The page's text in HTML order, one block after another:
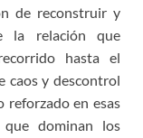
de reconstruir y
la relación que
hasta el
caos y descontrol
en esas
que dominan los